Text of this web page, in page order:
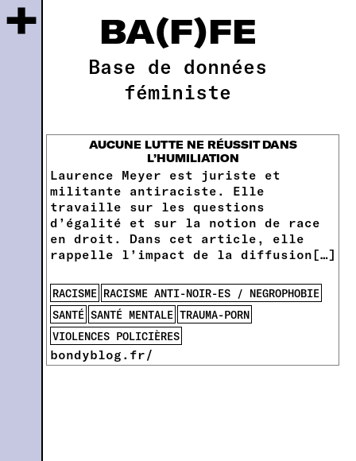
BA(F)FE
Base de données
féministe
+
AUCUNE LUTTE NE RÉUSSIT DANS
L’HUMILIATION
Laurence Meyer est juriste et
militante antiraciste. Elle
travaille sur les questions
d’égalité et sur la notion de race
en droit. Dans cet article, elle
rappelle l’impact de la diffusion[…]
RACISME RACISME ANTI-NOIR-ES / NEGROPHOBIE
SANTÉ SANTÉ MENTALE TRAUMA-PORN
VIOLENCES POLICIÈRES
bondyblog.fr/